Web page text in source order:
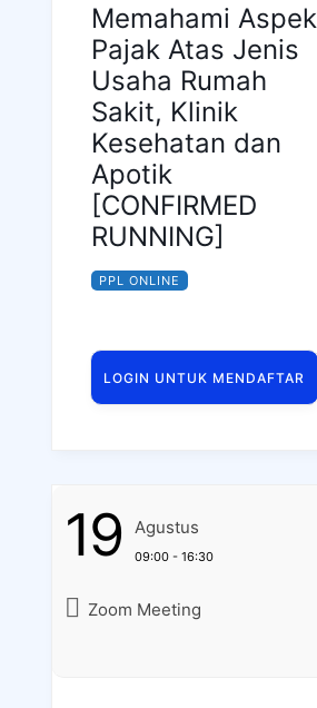
Memahami Aspek
Pajak Atas Jenis
Usaha Rumah
Sakit, Klinik
Kesehatan dan
Apotik
[CONFIRMED
RUNNING]
PPL ONLINE
LOGIN UNTUK MENDAFTAR
19 Agustus
09:00 - 16:30
Zoom Meeting